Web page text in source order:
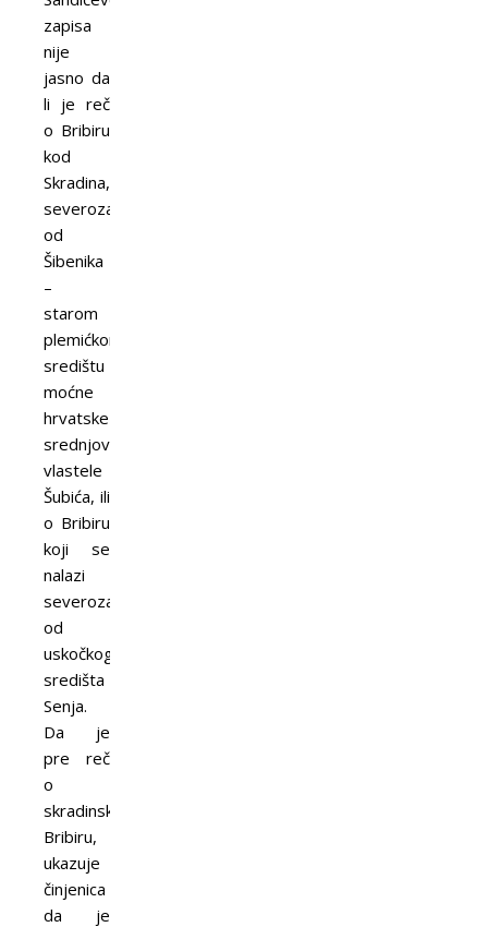
zapisa
nije
jasno da
li je reč
o Bribiru
kod
Skradina,
severozapadno
od
Šibenika
–
starom
plemićkom
središtu
moćne
hrvatske
srednjovekovne
vlastele
Šubića, ili
o Bribiru
koji se
nalazi
severozapadno
od
uskočkog
središta
Senja.
Da je
pre reč
o
skradinskom
Bribiru,
ukazuje
činjenica
da je